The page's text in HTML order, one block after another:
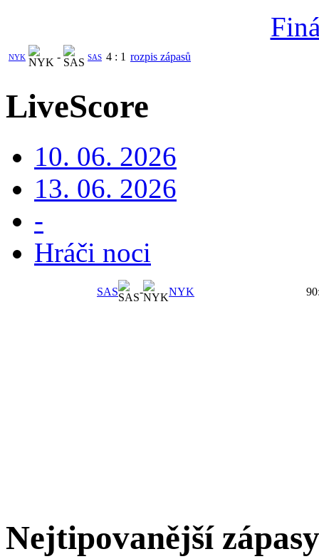
NYK - SAS 4 : 1 rozpis zápasů
LiveScore
10. 06. 2026
13. 06. 2026
-
Hráči noci
SAS - NYK 90
Nejtipovanější zápasy